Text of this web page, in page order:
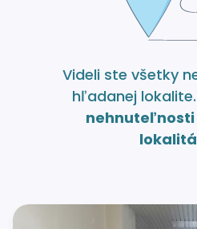
Videli ste všetky
hľadanej lokalite.
nehnuteľnosti